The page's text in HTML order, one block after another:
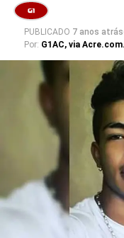
PUBLICADO 7 anos atrás
Por: G1AC, via